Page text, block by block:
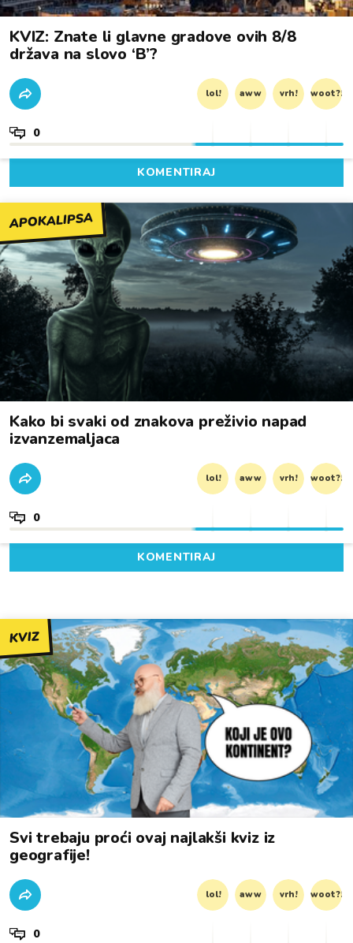
KVIZ: Znate li glavne gradove ovih 8/8
država na slovo ‘B’?
lol! aww vrh! woot?!
0
KOMENTIRAJ
APOKALIPSA
Kako bi svaki od znakova preživio napad
izvanzemaljaca
lol! aww vrh! woot?!
0
KOMENTIRAJ
KVIZ
Svi trebaju proći ovaj najlakši kviz iz
geografije!
lol! aww vrh! woot?!
0